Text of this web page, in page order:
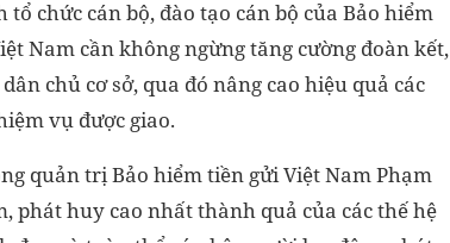
chức cán bộ, đào tạo cán bộ của Bảo hiểm
Nam cần không ngừng tăng cường đoàn kết,
chủ cơ sở, qua đó nâng cao hiệu quả các
vụ được giao.
quản trị Bảo hiểm tiền gửi Việt Nam Phạm
phát huy cao nhất thành quả của các thế hệ